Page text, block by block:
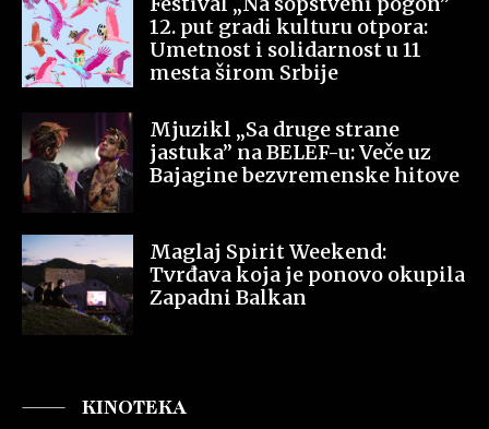
12. put gradi kulturu otpora:
Umetnost i solidarnost u 11
mesta širom Srbije
Mjuzikl „Sa druge strane
jastuka” na BELEF-u: Veče uz
Bajagine bezvremenske hitove
Maglaj Spirit Weekend:
Tvrđava koja je ponovo okupila
Zapadni Balkan
KINOTEKA